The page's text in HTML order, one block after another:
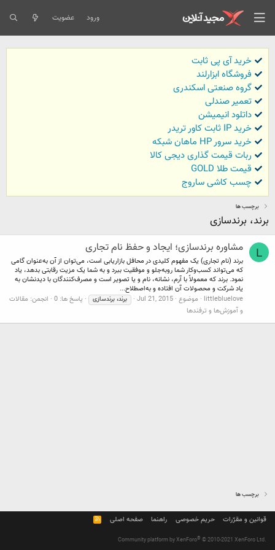
ورود عضویت
خرید آی پی ثابت
فروشگاه ابزارلند
گروه صنعتی اسکندری
تعمیر صندلی
داتلود انیمیشن
خرید IP ثابت کاور تریدر
خرید سرور HP ماهان شبکه
ربات قیمت گذاری دیجی کالا
قیمت طلا GOLD
چسب کاشی ساروج
برچسب ها
برند، برندسازی
L مشاوره برندسازی؛ ایجاد و حفظ نام تجاری
برند (نام تجاری) یک مفهوم کلیدی در محافل بازاریابی است، می‌توان از آن به‌عنوان گامی
که می‌تواند کسب‌وکار شما روبه‌جلو و موفقیت ببرد و به شما یک مزیت رقابتی بدهد، یاد
نمود. برند که معمولاً با آرم، نشانه، نام و یا تصویر است و مصرف‌کنندگان با دیدنشان به
یاد شرکت و محصولات آن افتاده و به‌اصطلاح...
littlebluelove
موضوع Jul 21, 2015 برند، برندسازی پاسخ ها: 0 انجمن: مقالات
و آموزش‌ها و ترفندها
برچسب ها
قوانین و مقرّرات حریم خصوصی راهنما صفحه اصلی
R
S
Community platform by XenForo® © 2010-2021 XenForo Ltd.